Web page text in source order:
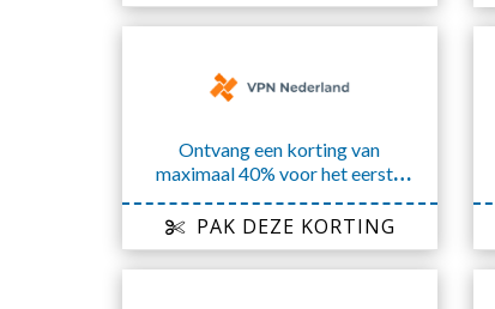
Ontvang een korting van
maximaal 40% voor het eerste
half jaar
PAK DEZE KORTING